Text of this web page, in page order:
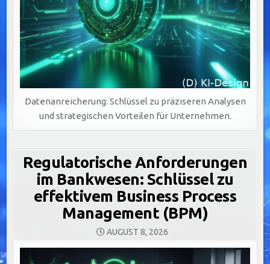
Datenanreicherung: Schlüssel zu präziseren Analysen
und strategischen Vorteilen für Unternehmen.
Regulatorische Anforderungen
im Bankwesen: Schlüssel zu
effektivem Business Process
Management (BPM)
AUGUST 8, 2026